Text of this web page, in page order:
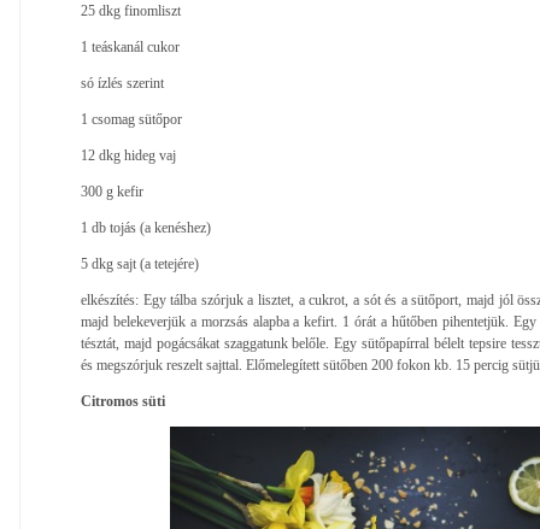
25 dkg finomliszt
1 teáskanál cukor
só ízlés szerint
1 csomag sütőpor
12 dkg hideg vaj
300 g kefir
1 db tojás (a kenéshez)
5 dkg sajt (a tetejére)
elkészítés: Egy tálba szórjuk a lisztet, a cukrot, a sót és a sütőport, majd jól
majd belekeverjük a morzsás alapba a kefirt. 1 órát a hűtőben pihentetjük.
tésztát, majd pogácsákat szaggatunk belőle. Egy sütőpapírral bélelt tepsire
és megszórjuk reszelt sajttal. Előmelegített sütőben 200 fokon kb. 15 percig
Citromos süti